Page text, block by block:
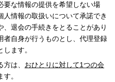
要な情報の提供を希望しない場
情報の取扱いについて承諾でき
、退会の手続きをとることがあり
者自身が行うものとし、代理登録
ます。
は、 おひとりに対して1つの会
。